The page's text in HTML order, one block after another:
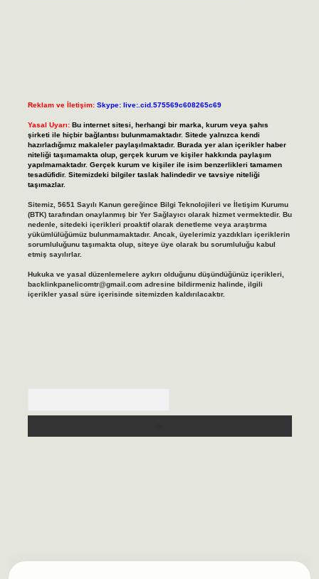
Reklam ve İletişim: Skype: live:.cid.575569c608265c69
Yasal Uyarı: Bu internet sitesi, herhangi bir marka, kurum veya şahıs
şirketi ile hiçbir bağlantısı bulunmamaktadır. Sitede yalnızca kendi
hazırladığımız makaleler paylaşılmaktadır. Burada yer alan içerikler haber
niteliği taşımamakta olup, gerçek kurum ve kişiler hakkında paylaşım
yapılmamaktadır. Gerçek kurum ve kişiler ile isim benzerlikleri tamamen
tesadüfidir. Sitemizdeki bilgiler taslak halindedir ve tavsiye niteliği
taşımazlar.
Sitemiz, 5651 Sayılı Kanun gereğince Bilgi Teknolojileri ve İletişim Kurumu
(BTK) tarafından onaylanmış bir Yer Sağlayıcı olarak hizmet vermektedir. Bu
nedenle, sitedeki içerikleri proaktif olarak denetleme veya araştırma
yükümlülüğümüz bulunmamaktadır. Ancak, üyelerimiz yazdıkları içeriklerin
sorumluluğunu taşımakta olup, siteye üye olarak bu sorumluluğu kabul
etmiş sayılırlar.
Hukuka ve yasal düzenlemelere aykırı olduğunu düşündüğünüz içerikleri,
backlinkpanelicomtr@gmail.comadresine bildirmeniz halinde, ilgili
içerikler yasal süre içerisinde sitemizden kaldırılacaktır.